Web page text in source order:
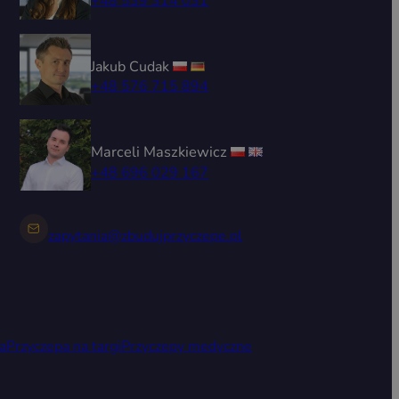
Jakub Cudak
+48 576 715 894
Marceli Maszkiewicz
+48 696 029 167
zapytania@zbudujprzyczepe.pl
Przyczepa na targiPrzyczepy medyczne